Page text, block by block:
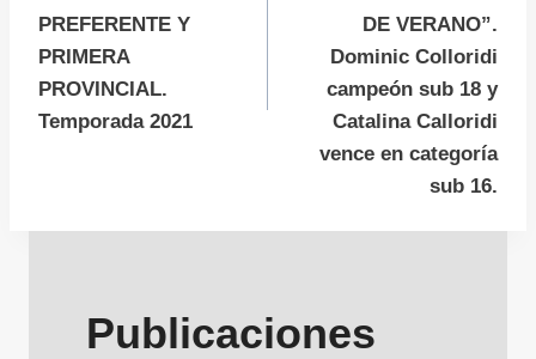
PREFERENTE Y
PRIMERA
PROVINCIAL.
Temporada 2021
DE VERANO”.
Dominic Colloridi
campeón sub 18 y
Catalina Calloridi
vence en categoría
sub 16.
Publicaciones